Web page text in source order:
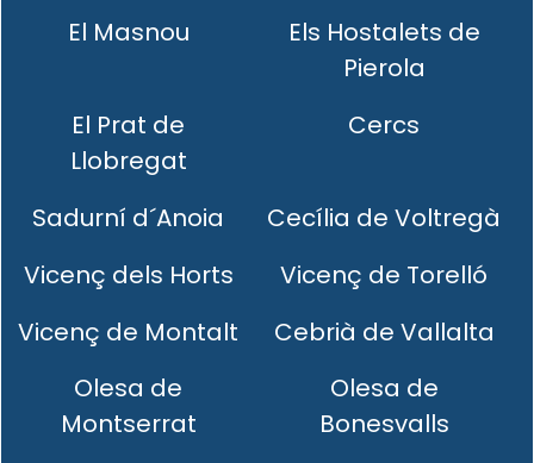
El Masnou
Els Hostalets de
Pierola
El Prat de
Llobregat
Cercs
Sadurní d´Anoia
Cecília de Voltregà
Vicenç dels Horts
Vicenç de Torelló
Vicenç de Montalt
Cebrià de Vallalta
Olesa de
Montserrat
Olesa de
Bonesvalls